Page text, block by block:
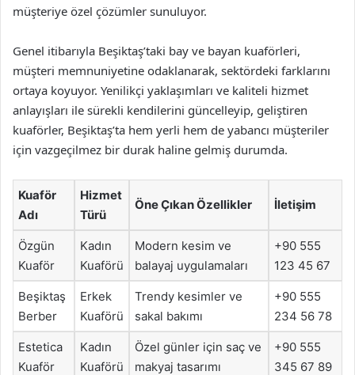
müşteriye özel çözümler sunuluyor.
Genel itibarıyla Beşiktaş’taki bay ve bayan kuaförleri,
müşteri memnuniyetine odaklanarak, sektördeki farklarını
ortaya koyuyor. Yenilikçi yaklaşımları ve kaliteli hizmet
anlayışları ile sürekli kendilerini güncelleyip, geliştiren
kuaförler, Beşiktaş’ta hem yerli hem de yabancı müşteriler
için vazgeçilmez bir durak haline gelmiş durumda.
Kuaför
Adı
Hizmet
Türü
Öne Çıkan Özellikler İletişim
Özgün
Kuaför
Kadın
Kuaförü
Modern kesim ve
balayaj uygulamaları
+90 555
123 45 67
Beşiktaş
Berber
Erkek
Kuaförü
Trendy kesimler ve
sakal bakımı
+90 555
234 56 78
Estetica
Kuaför
Kadın
Kuaförü
Özel günler için saç ve
makyaj tasarımı
+90 555
345 67 89